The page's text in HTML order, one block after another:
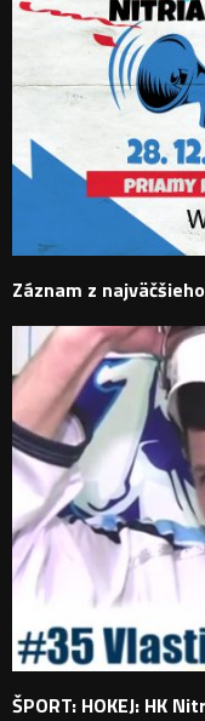
Záznam z
ŠPORT: HOKEJ: HK